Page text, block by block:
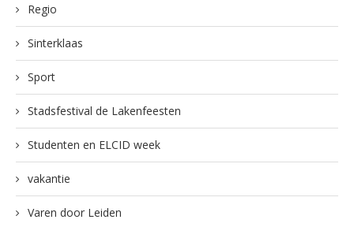
Regio
Sinterklaas
Sport
Stadsfestival de Lakenfeesten
Studenten en ELCID week
vakantie
Varen door Leiden